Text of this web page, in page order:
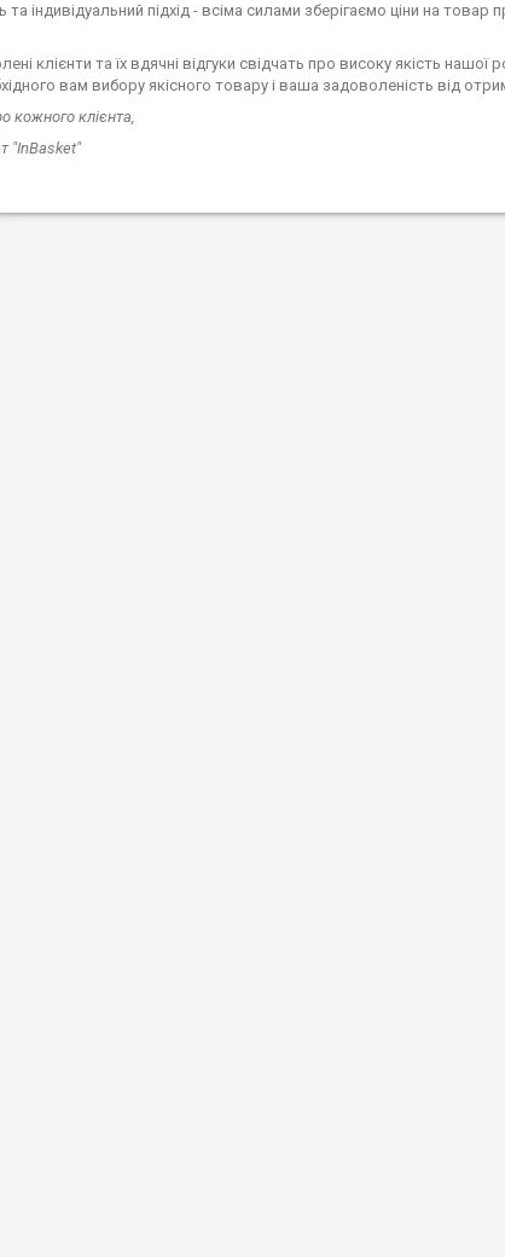
та індивідуальний підхід - всіма силами зберігаємо ціни на товар
клієнти та їх вдячні відгуки свідчать про високу якість
вам вибору якісного товару і ваша задоволеність від
кожного клієнта,
"InBasket"